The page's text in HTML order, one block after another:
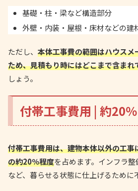
基礎・柱・梁など構造部分
外壁・内装・屋根・床材などの建
ただし、 本体工事費の範囲はハウスメ
ため、見積もり時にはどこまで含まれ
しょう。
付帯工事費用 | 約20％
付帯工事費用は、建物本体以外の工事
の約20％程度を占めます。インフラ
など、暮らせる状態に仕上げるために